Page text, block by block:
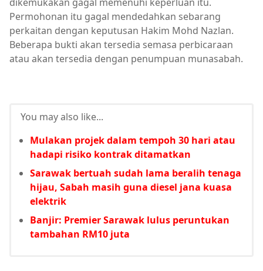
Permohonan itu gagal mendedahkan sebarang
perkaitan dengan keputusan Hakim Mohd Nazlan.
Beberapa bukti akan tersedia semasa perbicaraan
atau akan tersedia dengan penumpuan munasabah.
You may also like...
Mulakan projek dalam tempoh 30 hari atau
hadapi risiko kontrak ditamatkan
Sarawak bertuah sudah lama beralih tenaga
hijau, Sabah masih guna diesel jana kuasa
elektrik
Banjir: Premier Sarawak lulus peruntukan
tambahan RM10 juta